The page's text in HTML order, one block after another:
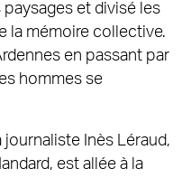
paysages et divisé les
la mémoire collective.
en passant par
hommes se
journaliste Inès Léraud,
est allée à la